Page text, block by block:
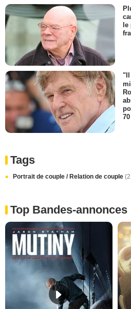
"Il
70
Tags
Portrait de couple / Relation de couple
Top Bandes-annonces